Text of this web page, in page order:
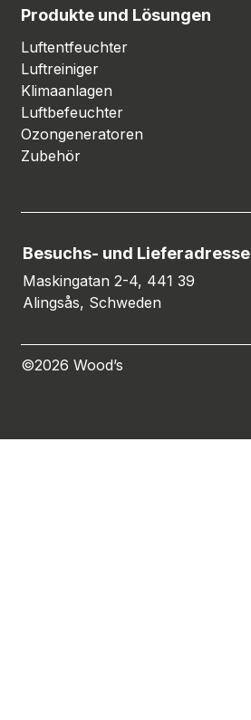
Produkte und Lösungen
Luftentfeuchter
Luftreiniger
Klimaanlagen
Luftbefeuchter
Ozongeneratoren
Zubehör
Besuchs- und Lieferadresse
Maskingatan 2-4, 441 39
Alingsås, Schweden
©2026 Wood’s